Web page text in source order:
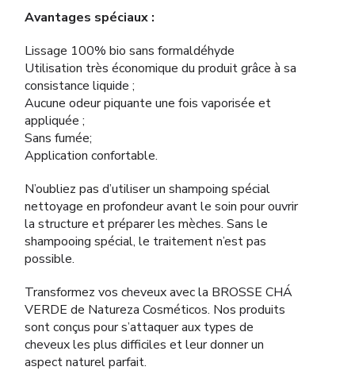
Avantages spéciaux :
Lissage 100% bio sans formaldéhyde
Utilisation très économique du produit grâce à sa
consistance liquide ;
Aucune odeur piquante une fois vaporisée et
appliquée ;
Sans fumée;
Application confortable.
N’oubliez pas d’utiliser un shampoing spécial
nettoyage en profondeur avant le soin pour ouvrir
la structure et préparer les mèches. Sans le
shampooing spécial, le traitement n’est pas
possible.
Transformez vos cheveux avec la BROSSE CHÁ
VERDE de Natureza Cosméticos. Nos produits
sont conçus pour s’attaquer aux types de
cheveux les plus difficiles et leur donner un
aspect naturel parfait.